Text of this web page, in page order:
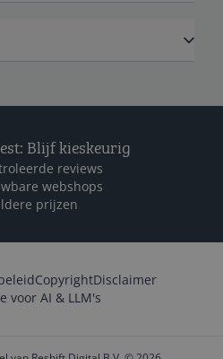
Blijf kieskeurig
reviews
webshops
prijzen
CopyrightDisclaimer
voor AI & LLM's